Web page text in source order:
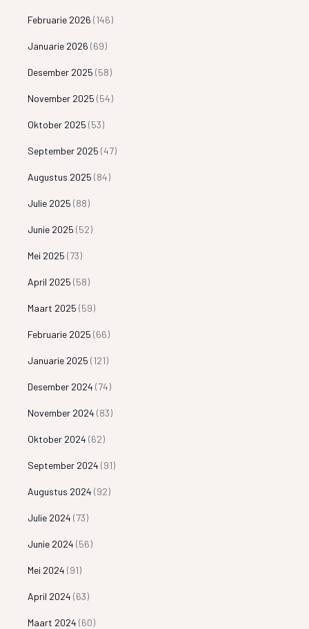
Februarie 2026 (146)
Januarie 2026 (69)
Desember 2025 (58)
November 2025 (54)
Oktober 2025 (53)
September 2025 (47)
Augustus 2025 (84)
Julie 2025 (88)
Junie 2025 (52)
Mei 2025 (73)
April 2025 (58)
Maart 2025 (59)
Februarie 2025 (66)
Januarie 2025 (121)
Desember 2024 (74)
November 2024 (83)
Oktober 2024 (62)
September 2024 (91)
Augustus 2024 (92)
Julie 2024 (73)
Junie 2024 (56)
Mei 2024 (91)
April 2024 (63)
Maart 2024 (60)